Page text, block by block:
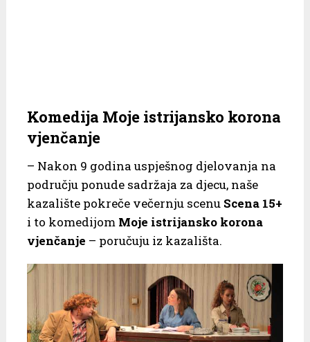
Komedija Moje istrijansko korona
vjenčanje
– Nakon 9 godina uspješnog djelovanja na
području ponude sadržaja za djecu, naše
kazalište pokreče večernju scenu Scena 15+
i to komedijom Moje istrijansko korona
vjenčanje – poručuju iz kazališta.